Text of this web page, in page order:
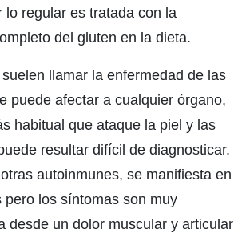
lo regular es tratada con la
del gluten en la dieta.
suelen llamar la enfermedad de las
puede afectar a cualquier órgano,
habitual que ataque la piel y las
resultar difícil de diagnosticar.
autoinmunes, se manifiesta en
pero los síntomas son muy
desde un dolor muscular y articular